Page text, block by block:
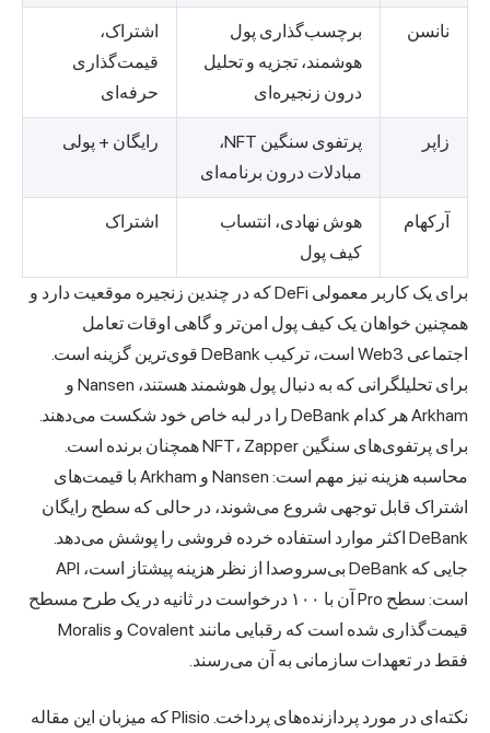
نانسن
برچسب‌گذاری پول
هوشمند، تجزیه و تحلیل
درون زنجیره‌ای
اشتراک،
قیمت‌گذاری
حرفه‌ای
زاپر
پرتفوی سنگین NFT،
مبادلات درون برنامه‌ای
رایگان + پولی
آرکهام
هوش نهادی، انتساب
کیف پول
اشتراک
برای یک کاربر معمولی DeFi که در چندین زنجیره موقعیت دارد و
همچنین خواهان یک کیف پول امن‌تر و گاهی اوقات تعامل
اجتماعی Web3 است، ترکیب DeBank قوی‌ترین گزینه است.
برای تحلیلگرانی که به دنبال پول هوشمند هستند، Nansen و
Arkham هر کدام DeBank را در لبه خاص خود شکست می‌دهند.
برای پرتفوی‌های سنگین NFT، Zapper همچنان برنده است.
محاسبه هزینه نیز مهم است: Nansen و Arkham با قیمت‌های
اشتراک قابل توجهی شروع می‌شوند، در حالی که سطح رایگان
DeBank اکثر موارد استفاده خرده فروشی را پوشش می‌دهد.
جایی که DeBank بی‌سروصدا از نظر هزینه پیشتاز است، API
است: سطح Pro آن با ۱۰۰ درخواست در ثانیه در یک طرح مسطح
قیمت‌گذاری شده است که رقبایی مانند Covalent و Moralis
فقط در تعهدات سازمانی به آن می‌رسند.
نکته‌ای در مورد پردازنده‌های پرداخت. Plisio که میزبان این مقاله